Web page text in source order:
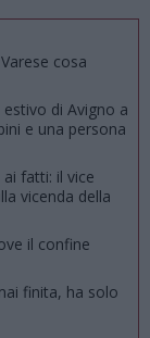
cosa
di Avigno a
e una persona
fatti: il vice
vicenda della
il confine
finita, ha solo